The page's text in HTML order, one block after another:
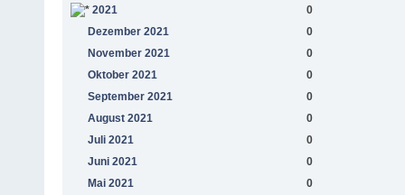
2021
0
Dezember 2021
0
November 2021
0
Oktober 2021
0
September 2021
0
August 2021
0
Juli 2021
0
Juni 2021
0
Mai 2021
0